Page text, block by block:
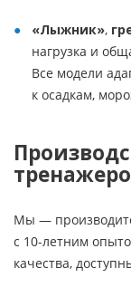
«Лыжник»,
нагрузка и
Все модели
к осадкам,
Мы —
с 10-летним
качества,